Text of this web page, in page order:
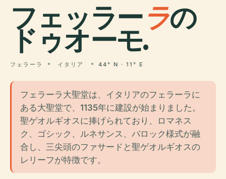
フェッラーラの
ドゥオーモ.
フェラーラ イタリア 44° N · 11° E
フェラーラ大聖堂は、イタリアのフェラーラに
ある大聖堂で、1135年に建設が始まりました。
聖ゲオルギオスに捧げられており、ロマネス
ク、ゴシック、ルネサンス、バロック様式が融
合し、三尖頭のファサードと聖ゲオルギオスの
レリーフが特徴です。